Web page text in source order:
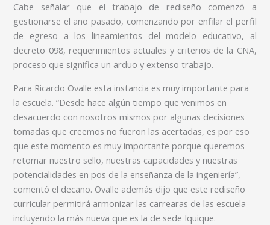
Cabe señalar que el trabajo de rediseño comenzó a
gestionarse el año pasado, comenzando por enfilar el perfil
de egreso a los lineamientos del modelo educativo, al
decreto 098, requerimientos actuales y criterios de la CNA,
proceso que significa un arduo y extenso trabajo.
Para Ricardo Ovalle esta instancia es muy importante para
la escuela. “Desde hace algún tiempo que venimos en
desacuerdo con nosotros mismos por algunas decisiones
tomadas que creemos no fueron las acertadas, es por eso
que este momento es muy importante porque queremos
retomar nuestro sello, nuestras capacidades y nuestras
potencialidades en pos de la enseñanza de la ingeniería”,
comentó el decano. Ovalle además dijo que este rediseño
curricular permitirá armonizar las carrearas de las escuela
incluyendo la más nueva que es la de sede Iquique.